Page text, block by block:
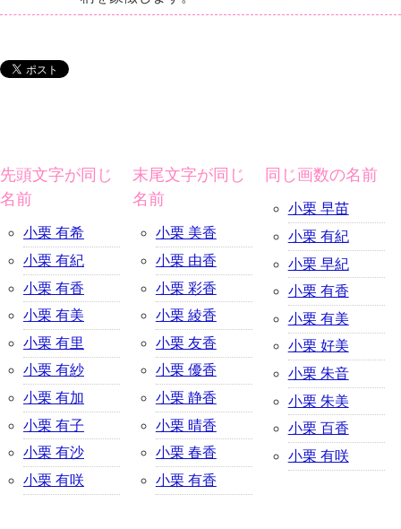
先頭文字が同じ
名前
小栗 有希
小栗 有紀
小栗 有香
小栗 有美
小栗 有里
小栗 有紗
小栗 有加
小栗 有子
小栗 有沙
小栗 有咲
末尾文字が同じ
名前
小栗 美香
小栗 由香
小栗 彩香
小栗 綾香
小栗 友香
小栗 優香
小栗 静香
小栗 晴香
小栗 春香
小栗 有香
同じ画数の名前
小栗 早苗
小栗 有紀
小栗 早紀
小栗 有香
小栗 有美
小栗 好美
小栗 朱音
小栗 朱美
小栗 百香
小栗 有咲